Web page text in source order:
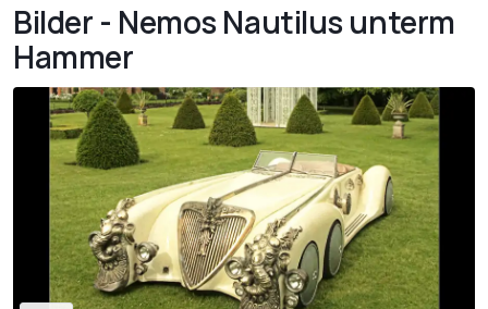
Bilder - Nemos Nautilus unterm
Hammer